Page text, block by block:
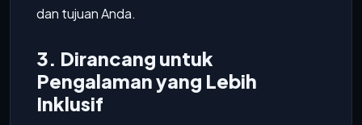
dan tujuan Anda.
3. Dirancang untuk
Pengalaman yang Lebih
Inklusif